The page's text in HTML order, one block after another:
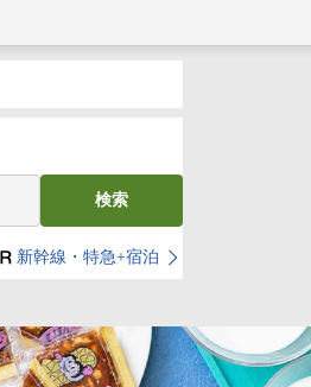
検索
新幹線・特急+宿泊